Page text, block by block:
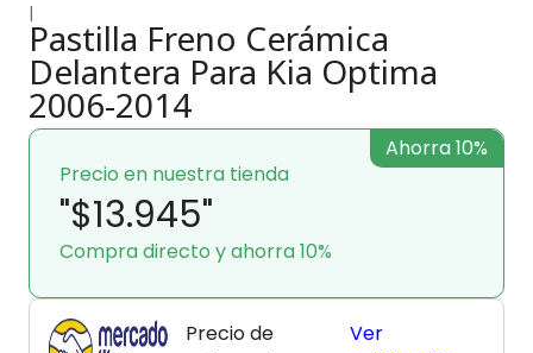
|
Pastilla Freno Cerámica
Delantera Para Kia Optima
2006-2014
Precio en nuestra tienda
"$13.945"
Compra directo y ahorra 10%
Ahorra 10%
Precio de
Ver